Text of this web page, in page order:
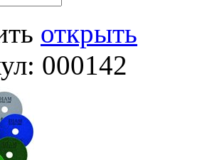
открыть
000142